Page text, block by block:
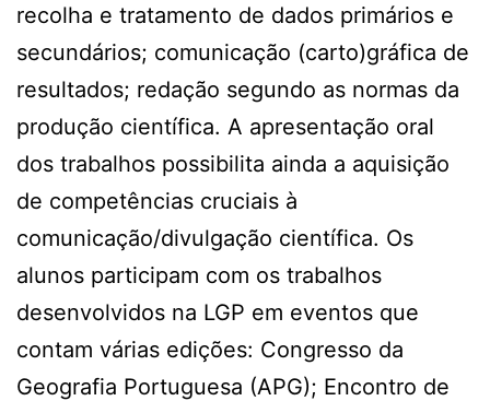
recolha e tratamento de dados primários e
secundários; comunicação (carto)gráfica de
resultados; redação segundo as normas da
produção científica. A apresentação oral
dos trabalhos possibilita ainda a aquisição
de competências cruciais à
comunicação/divulgação científica. Os
alunos participam com os trabalhos
desenvolvidos na LGP em eventos que
contam várias edições: Congresso da
Geografia Portuguesa (APG); Encontro de